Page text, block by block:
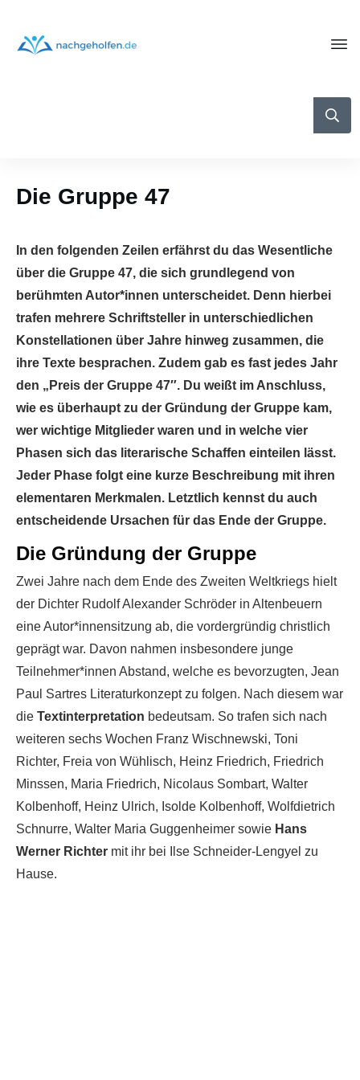
Die Gruppe 47
In den folgenden Zeilen erfährst du das Wesentliche
über die Gruppe 47, die sich grundlegend von
berühmten Autor*innen unterscheidet. Denn hierbei
trafen mehrere Schriftsteller in unterschiedlichen
Konstellationen über Jahre hinweg zusammen, die
ihre Texte besprachen. Zudem gab es fast jedes Jahr
den „Preis der Gruppe 47″. Du weißt im Anschluss,
wie es überhaupt zu der Gründung der Gruppe kam,
wer wichtige Mitglieder waren und in welche vier
Phasen sich das literarische Schaffen einteilen lässt.
Jeder Phase folgt eine kurze Beschreibung mit ihren
elementaren Merkmalen. Letztlich kennst du auch
entscheidende Ursachen für das Ende der Gruppe.
Die Gründung der Gruppe
Zwei Jahre nach dem Ende des Zweiten Weltkriegs hielt
der Dichter Rudolf Alexander Schröder in Altenbeuern
eine Autor*innensitzung ab, die vordergründig christlich
geprägt war. Davon nahmen insbesondere junge
Teilnehmer*innen Abstand, welche es bevorzugten, Jean
Paul Sartres Literaturkonzept zu folgen. Nach diesem war
die Textinterpretation bedeutsam. So trafen sich nach
weiteren sechs Wochen Franz Wischnewski, Toni
Richter, Freia von Wühlisch, Heinz Friedrich, Friedrich
Minssen, Maria Friedrich, Nicolaus Sombart, Walter
Kolbenhoff, Heinz Ulrich, Isolde Kolbenhoff, Wolfdietrich
Schnurre, Walter Maria Guggenheimer sowie Hans
Werner Richter mit ihr bei Ilse Schneider-Lengyel zu
Hause.